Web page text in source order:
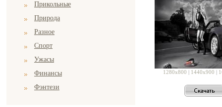
Прикольные
Природа
Разное
Спорт
Ужасы
Финансы
Фэнтези
1280x800 | 1440x900 |